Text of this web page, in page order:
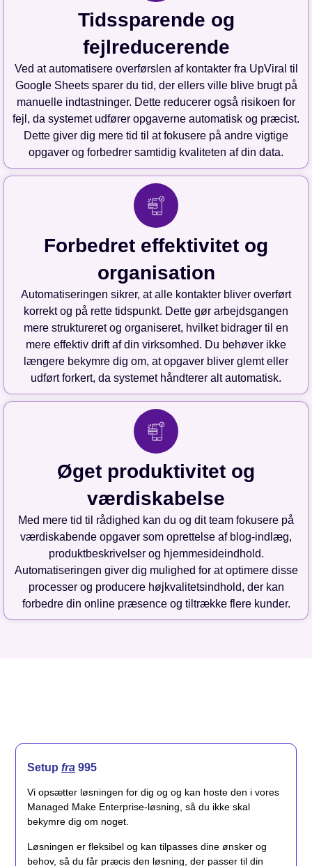
Tidssparende og
fejlreducerende
Ved at automatisere overførslen af kontakter fra UpViral til
Google Sheets sparer du tid, der ellers ville blive brugt på
manuelle indtastninger. Dette reducerer også risikoen for
fejl, da systemet udfører opgaverne automatisk og præcist.
Dette giver dig mere tid til at fokusere på andre vigtige
opgaver og forbedrer samtidig kvaliteten af din data.
Forbedret effektivitet og
organisation
Automatiseringen sikrer, at alle kontakter bliver overført
korrekt og på rette tidspunkt. Dette gør arbejdsgangen
mere struktureret og organiseret, hvilket bidrager til en
mere effektiv drift af din virksomhed. Du behøver ikke
længere bekymre dig om, at opgaver bliver glemt eller
udført forkert, da systemet håndterer alt automatisk.
Øget produktivitet og
værdiskabelse
Med mere tid til rådighed kan du og dit team fokusere på
værdiskabende opgaver som oprettelse af blog-indlæg,
produktbeskrivelser og hjemmesideindhold.
Automatiseringen giver dig mulighed for at optimere disse
processer og producere højkvalitetsindhold, der kan
forbedre din online præsence og tiltrække flere kunder.
Setup fra 995
Vi opsætter løsningen for dig og og kan hoste den i vores
Managed Make Enterprise-løsning, så du ikke skal
bekymre dig om noget.
Løsningen er fleksibel og kan tilpasses dine ønsker og
behov, så du får præcis den løsning, der passer til din